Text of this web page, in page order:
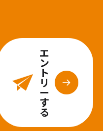
エ
ン
ト
リ
ー
す
る